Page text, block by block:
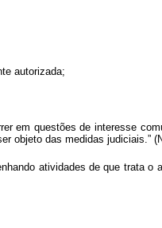
autorizada;
em questões de interesse
objeto das medidas judiciais.”
atividades de que trata o